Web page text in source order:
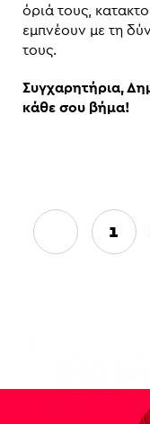
όριά τους,
εμπνέουν με τη
τους.
Συγχαρητήρια,
κάθε σου βήμα!
1